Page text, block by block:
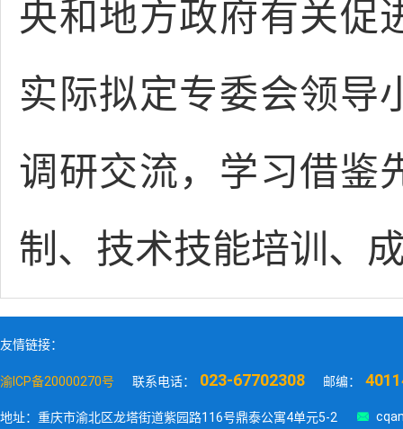
央和地方政府有关促
实际拟定专委会领导
调研交流，学习借鉴
制、技术技能培训、
友情链接：
渝ICP备20000270号 联系电话： 023-67702308 邮编：
地址：重庆市渝北区龙塔街道紫园路116号鼎泰公寓4单元5-2 